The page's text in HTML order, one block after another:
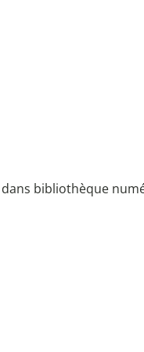
dans bibliothèque